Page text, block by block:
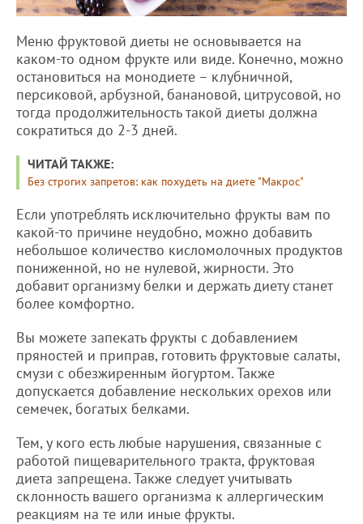
Меню фруктовой диеты не основывается на
каком-то одном фрукте или виде. Конечно, можно
остановиться на монодиете – клубничной,
персиковой, арбузной, банановой, цитрусовой, но
тогда продолжительность такой диеты должна
сократиться до 2-3 дней.
ЧИТАЙ ТАКЖЕ:
Без строгих запретов: как похудеть на диете "Макрос"
Если употреблять исключительно фрукты вам по
какой-то причине неудобно, можно добавить
небольшое количество кисломолочных продуктов
пониженной, но не нулевой, жирности. Это
добавит организму белки и держать диету станет
более комфортно.
Вы можете запекать фрукты с добавлением
пряностей и приправ, готовить фруктовые салаты,
смузи с обезжиренным йогуртом. Также
допускается добавление нескольких орехов или
семечек, богатых белками.
Тем, у кого есть любые нарушения, связанные с
работой пищеварительного тракта, фруктовая
диета запрещена. Также следует учитывать
склонность вашего организма к аллергическим
реакциям на те или иные фрукты.